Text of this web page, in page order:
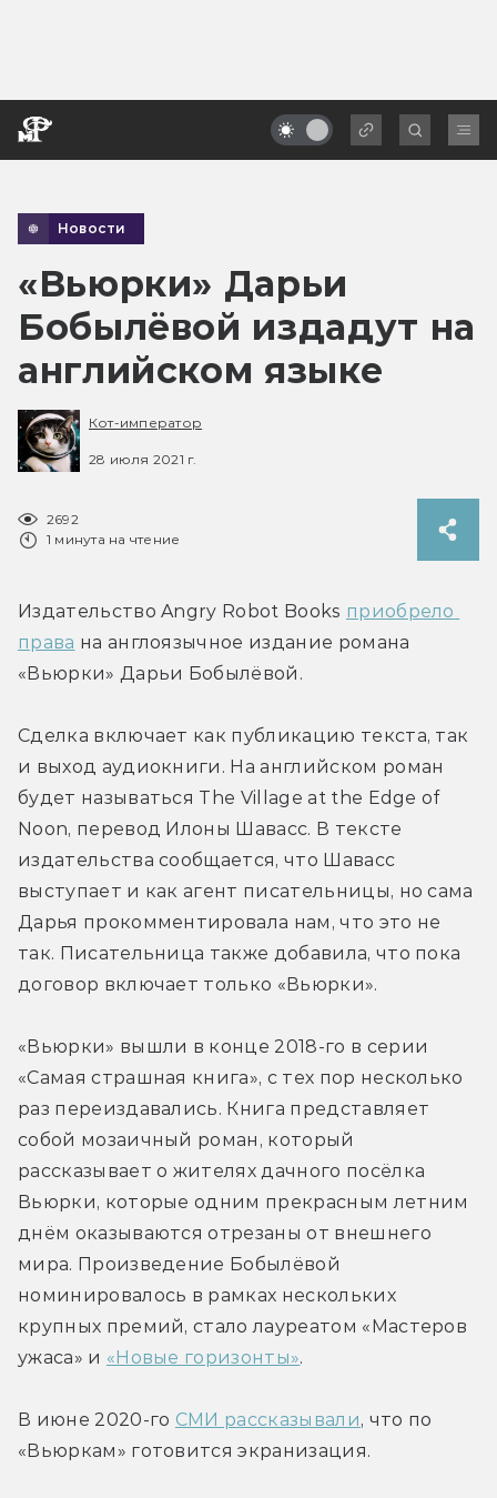
Новости
«Вьюрки» Дарьи
Бобылёвой издадут на
английском языке
Кот-император
28 июля 2021 г.
2692
1 минута на чтение
Издательство Angry Robot Books приобрело
права на англоязычное издание романа
«Вьюрки» Дарьи Бобылёвой.
Сделка включает как публикацию текста, так
и выход аудиокниги. На английском роман
будет называться The Village at the Edge of
Noon, перевод Илоны Шавасс. В тексте
издательства сообщается, что Шавасс
выступает и как агент писательницы, но сама
Дарья прокомментировала нам, что это не
так. Писательница также добавила, что пока
договор включает только «Вьюрки».
«Вьюрки» вышли в конце 2018-го в серии
«Самая страшная книга», с тех пор несколько
раз переиздавались. Книга представляет
собой мозаичный роман, который
рассказывает о жителях дачного посёлка
Вьюрки, которые одним прекрасным летним
днём оказываются отрезаны от внешнего
мира. Произведение Бобылёвой
номинировалось в рамках нескольких
крупных премий, стало лауреатом «Мастеров
ужаса» и «Новые горизонты».
В июне 2020-го СМИ рассказывали, что по
«Вьюркам» готовится экранизация.